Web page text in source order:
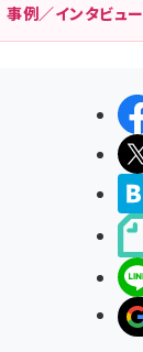
事例／インタビュー